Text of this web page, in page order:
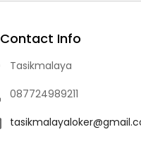
Contact Info
Tasikmalaya
087724989211